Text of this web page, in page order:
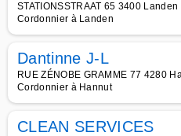
STATIONSSTRAAT 65 3400
Cordonnier à Landen
Dantinne J-L
RUE ZÉNOBE GRAMME 77 4280
Cordonnier à Hannut
CLEAN SERVICES